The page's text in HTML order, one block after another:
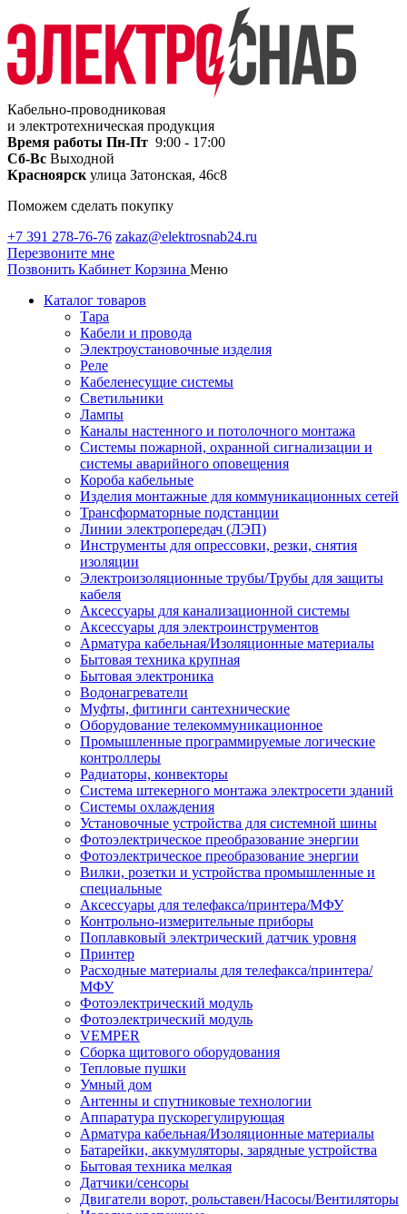
Кабельно-проводниковая
и электротехническая продукция
Время работы Пн-Пт 9:00 - 17:00
Сб-Вс Выходной
Красноярск улица Затонская, 46с8
Поможем сделать покупку
+7 391 278-76-76 zakaz@elektrosnab24.ru
Перезвоните мне
Позвонить Кабинет Корзина Меню
Каталог товаров
Тара
Кабели и провода
Электроустановочные изделия
Реле
Кабеленесущие системы
Светильники
Лампы
Каналы настенного и потолочного монтажа
Системы пожарной, охранной сигнализации и
системы аварийного оповещения
Короба кабельные
Изделия монтажные для коммуникационных сетей
Трансформаторные подстанции
Линии электропередач (ЛЭП)
Инструменты для опрессовки, резки, снятия
изоляции
Электроизоляционные трубы/Трубы для защиты
кабеля
Аксессуары для канализационной системы
Аксессуары для электроинструментов
Арматура кабельная/Изоляционные материалы
Бытовая техника крупная
Бытовая электроника
Водонагреватели
Муфты, фитинги сантехнические
Оборудование телекоммуникационное
Промышленные программируемые логические
контроллеры
Радиаторы, конвекторы
Система штекерного монтажа электросети зданий
Системы охлаждения
Установочные устройства для системной шины
Фотоэлектрическое преобразование энергии
Фотоэлектрическое преобразование энергии
Вилки, розетки и устройства промышленные и
специальные
Аксессуары для телефакса/принтера/МФУ
Контрольно-измерительные приборы
Поплавковый электрический датчик уровня
Принтер
Расходные материалы для телефакса/принтера/
МФУ
Фотоэлектрический модуль
Фотоэлектрический модуль
VEMPER
Сборка щитового оборудования
Тепловые пушки
Умный дом
Антенны и спутниковые технологии
Аппаратура пускорегулирующая
Арматура кабельная/Изоляционные материалы
Батарейки, аккумуляторы, зарядные устройства
Бытовая техника мелкая
Датчики/сенсоры
Двигатели ворот, рольставен/Насосы/Вентиляторы